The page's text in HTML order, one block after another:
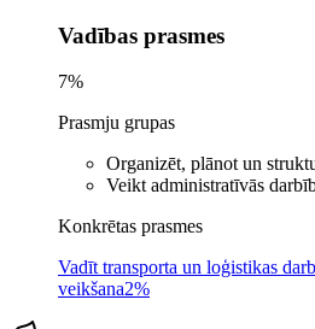
Vadības prasmes
7%
Prasmju grupas
Organizēt, plānot un
Veikt administratīvās
Konkrētas prasmes
Vadīt transporta un loģistikas
veikšana2%